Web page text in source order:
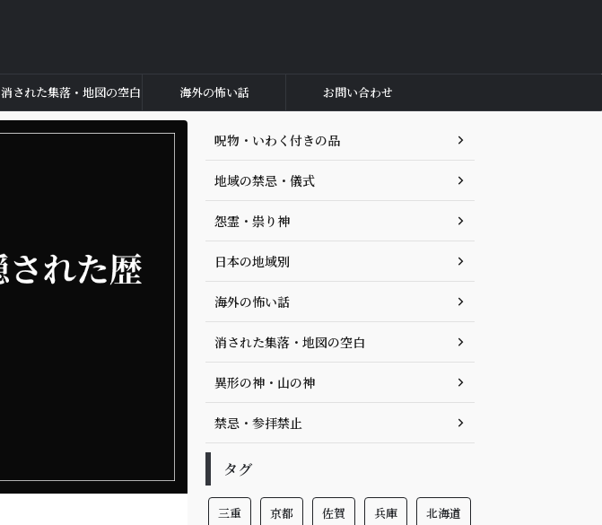
消された集落・地図の空白 海外の怖い話 お問い合わせ
呪物・いわく付きの品
地域の禁忌・儀式
怨霊・祟り神
日本の地域別
海外の怖い話
消された集落・地図の空白
異形の神・山の神
禁忌・参拝禁止
タグ
三重 京都 佐賀 兵庫 北海道